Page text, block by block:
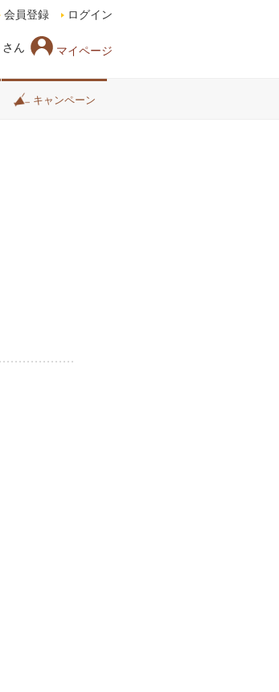
さん マイページ
会員登録 ログイン
キャンペーン